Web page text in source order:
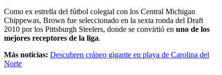
Como ex estrella del fútbol colegial con los Central Michigan
Chippewas, Brown fue seleccionado en la sexta ronda del Draft
2010 por los Pittsburgh Steelers, donde se convirtió en uno de los
mejores receptores de la liga.
Más noticias: Descubren cráneo gigante en playa de Carolina del
Norte